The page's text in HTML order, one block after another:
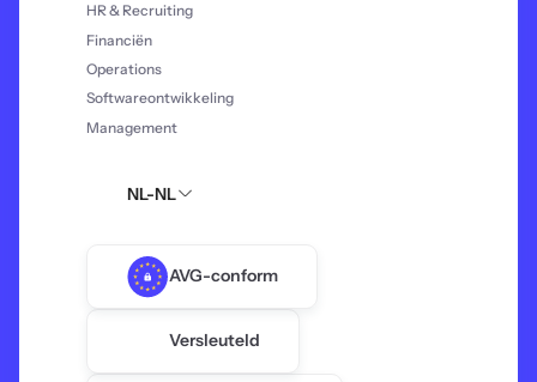
HR & Recruiting
Financiën
Operations
Softwareontwikkeling
Management
NL-NL
AVG-conform
Versleuteld